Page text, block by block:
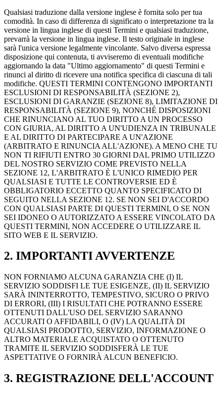
Qualsiasi traduzione dalla versione inglese è fornita solo per tua
comodità. In caso di differenza di significato o interpretazione tra la
versione in lingua inglese di questi Termini e qualsiasi traduzione,
prevarrà la versione in lingua inglese. Il testo originale in inglese
sarà l'unica versione legalmente vincolante. Salvo diversa espressa
disposizione qui contenuta, ti avviseremo di eventuali modifiche
aggiornando la data "Ultimo aggiornamento" di questi Termini e
rinunci al diritto di ricevere una notifica specifica di ciascuna di tali
modifiche. QUESTI TERMINI CONTENGONO IMPORTANTI
ESCLUSIONI DI RESPONSABILITÀ (SEZIONE 2),
ESCLUSIONI DI GARANZIE (SEZIONE 8), LIMITAZIONE DI
RESPONSABILITÀ (SEZIONE 9), NONCHÉ DISPOSIZIONI
CHE RINUNCIANO AL TUO DIRITTO A UN PROCESSO
CON GIURIA, AL DIRITTO A UN'UDIENZA IN TRIBUNALE
E AL DIRITTO DI PARTECIPARE A UN'AZIONE
(ARBITRATO E RINUNCIA ALL'AZIONE). A MENO CHE TU
NON TI RIFIUTI ENTRO 30 GIORNI DAL PRIMO UTILIZZO
DEL NOSTRO SERVIZIO COME PREVISTO NELLA
SEZIONE 12, L'ARBITRATO È L'UNICO RIMEDIO PER
QUALSIASI E TUTTE LE CONTROVERSIE ED È
OBBLIGATORIO ECCETTO QUANTO SPECIFICATO DI
SEGUITO NELLA SEZIONE 12. SE NON SEI D'ACCORDO
CON QUALSIASI PARTE DI QUESTI TERMINI, O SE NON
SEI IDONEO O AUTORIZZATO A ESSERE VINCOLATO DA
QUESTI TERMINI, NON ACCEDERE O UTILIZZARE IL
SITO WEB E IL SERVIZIO.
2. IMPORTANTI AVVERTENZE
NON FORNIAMO ALCUNA GARANZIA CHE (I) IL
SERVIZIO SODDISFI LE TUE ESIGENZE, (II) IL SERVIZIO
SARÀ ININTERROTTO, TEMPESTIVO, SICURO O PRIVO
DI ERRORI, (III) I RISULTATI CHE POTRANNO ESSERE
OTTENUTI DALL'USO DEL SERVIZIO SARANNO
ACCURATI O AFFIDABILI, O (IV) LA QUALITÀ DI
QUALSIASI PRODOTTO, SERVIZIO, INFORMAZIONE O
ALTRO MATERIALE ACQUISTATO O OTTENUTO
TRAMITE IL SERVIZIO SODDISFERÀ LE TUE
ASPETTATIVE O FORNIRÀ ALCUN BENEFICIO.
3. REGISTRAZIONE DELL'ACCOUNT